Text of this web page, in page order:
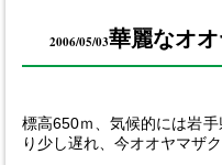
2006/05/03華麗なオ
標高650ｍ、気候的には岩
り少し遅れ、今オオヤマザ